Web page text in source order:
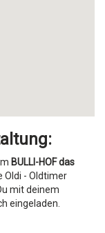
BULLI-HOF das
Oldi - Oldtimer
mit deinem
eingeladen.